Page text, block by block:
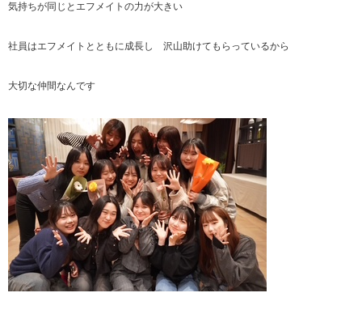
気持ちが同じとエフメイトの力が大きい
社員はエフメイトとともに成長し 沢山助けてもらっているから
大切な仲間なんです